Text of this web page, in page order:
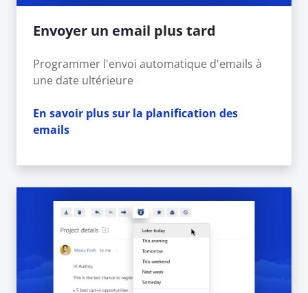
Envoyer un email plus tard
Programmer l'envoi automatique d'emails à
une date ultérieure
En savoir plus sur la planification des
emails